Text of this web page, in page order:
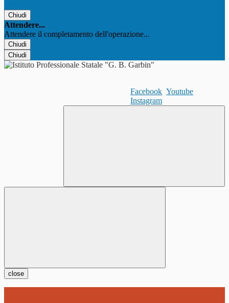
Chiudi
Attendere...
Attendere il completamento dell'operazione...
Chiudi
Chiudi
Facebook Youtube
Instagram
close